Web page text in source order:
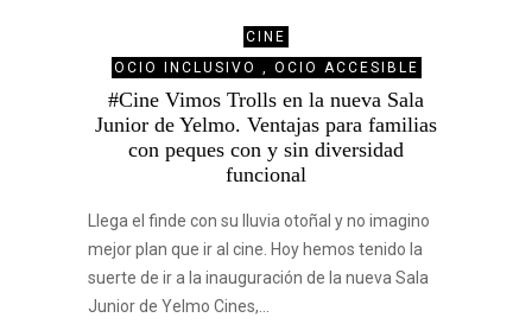
CINE
OCIO INCLUSIVO , OCIO ACCESIBLE
#Cine Vimos Trolls en la nueva Sala
Junior de Yelmo. Ventajas para familias
con peques con y sin diversidad
funcional
Llega el finde con su lluvia otoñal y no imagino
mejor plan que ir al cine. Hoy hemos tenido la
suerte de ir a la inauguración de la nueva Sala
Junior de Yelmo Cines,…